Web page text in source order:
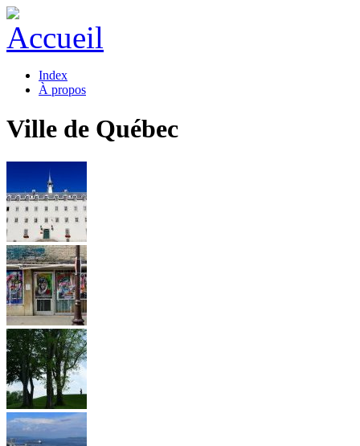
Index
À propos
Ville de Québec